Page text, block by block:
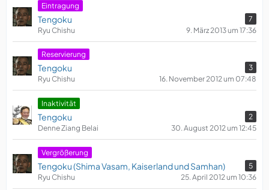
Eintragung
Tengoku
7
Ryu Chishu
9. März 2013 um 17:36
Reservierung
Tengoku
3
Ryu Chishu
16. November 2012 um 07:48
​Inaktivität
Tengoku
2
Denne Ziang Belai
30. August 2012 um 12:45
Vergrößerung
Tengoku (Shima Vasam, Kaiserland und Samhan)
5
Ryu Chishu
25. April 2012 um 10:36